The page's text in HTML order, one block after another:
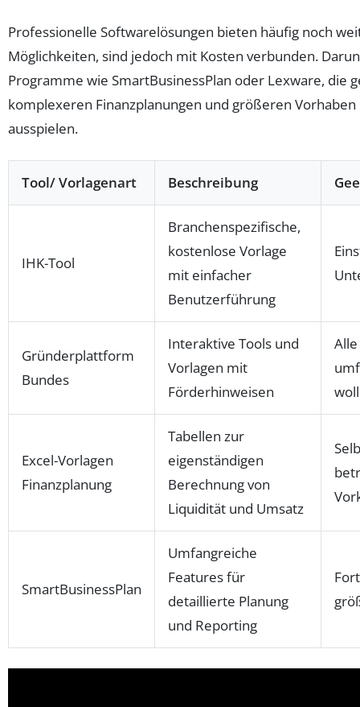
Professionelle Softwarelösungen bieten häufig noch
Möglichkeiten, sind jedoch mit Kosten verbunden.
Programme wie SmartBusinessPlan oder Lexware, die
komplexeren Finanzplanungen und größeren
ausspielen.
Tool/ Vorlagenart Beschreibung
IHK-Tool
Branchenspezifische,
kostenlose Vorlage
mit einfacher
Benutzerführung
Gründerplattform
Bundes
Interaktive Tools und
Vorlagen mit
Förderhinweisen
Excel-Vorlagen
Finanzplanung
Tabellen zur
eigenständigen
Berechnung von
Liquidität und Umsatz
SmartBusinessPlan
Umfangreiche
Features für
detaillierte Planung
und Reporting